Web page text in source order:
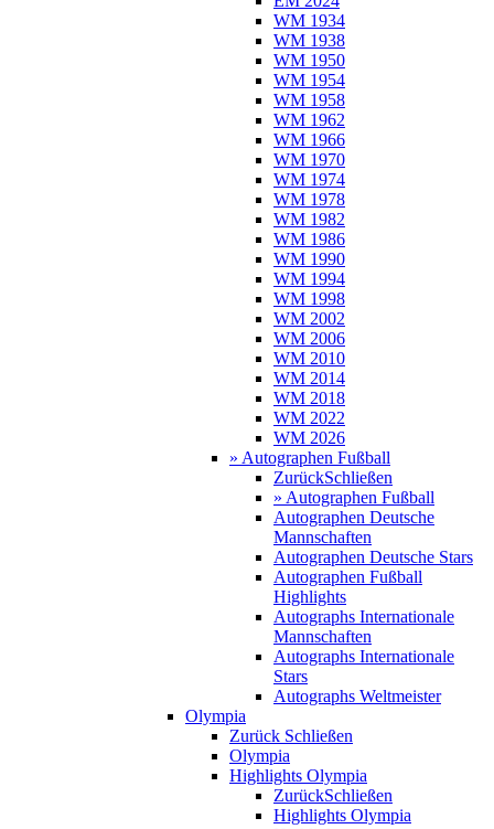
WM 1934
WM 1938
WM 1950
WM 1954
WM 1958
WM 1962
WM 1966
WM 1970
WM 1974
WM 1978
WM 1982
WM 1986
WM 1990
WM 1994
WM 1998
WM 2002
WM 2006
WM 2010
WM 2014
WM 2018
WM 2022
WM 2026
» Autographen Fußball
ZurückSchließen
» Autographen Fußball
Autographen Deutsche
Mannschaften
Autographen Deutsche Stars
Autographen Fußball
Highlights
Autographs Internationale
Mannschaften
Autographs Internationale
Stars
Autographs Weltmeister
Olympia
Zurück Schließen
Olympia
Highlights Olympia
ZurückSchließen
Highlights Olympia